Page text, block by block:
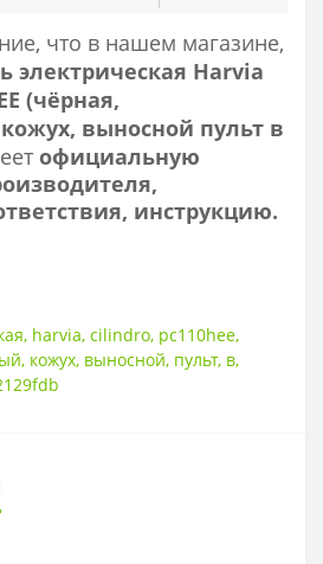
что в нашем магазине,
электрическая Harvia
(чёрная,
выносной пульт в
официальную
инструкцию.
, harvia, cilindro, pc110hee,
, кожух, выносной, пульт, в,